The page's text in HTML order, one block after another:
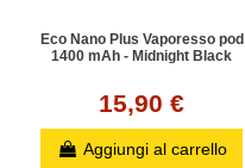
Eco Nano Plus Vaporesso pod
1400 mAh - Midnight Black
15,90 €
Aggiungi al carrello